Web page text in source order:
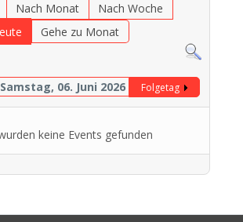
Nach Monat
Nach Woche
Gehe zu Monat
Samstag, 06. Juni 2026 Folgetag
keine Events gefunden